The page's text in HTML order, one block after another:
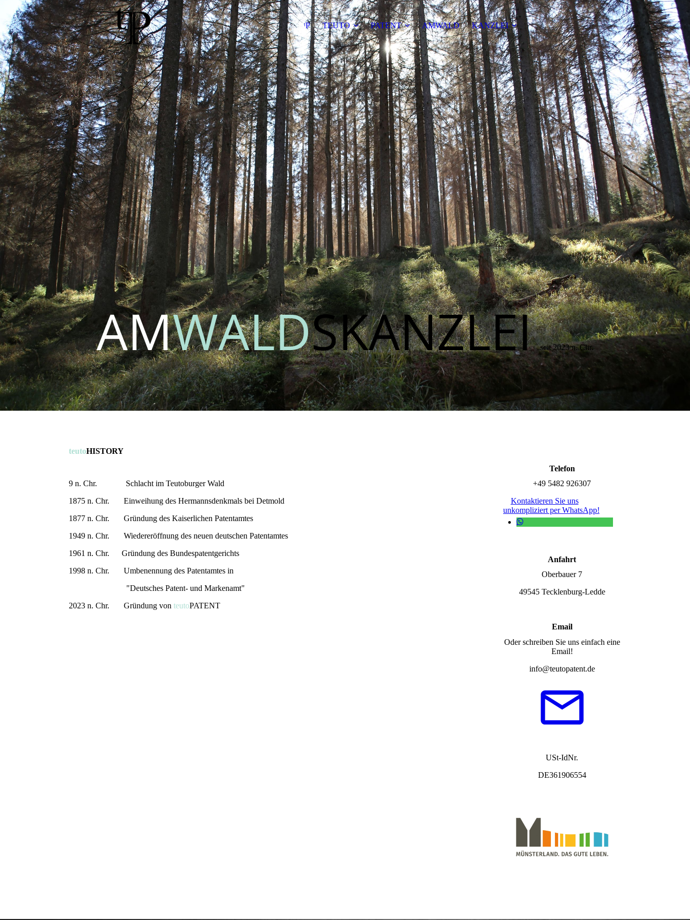
ᵗP TEUTO PATENT AMWALD KANZLEI
AMWALDSKANZLEI seit 2023 n. Chr.
teutoHISTORY
9 n. Chr. Schlacht im Teutoburger Wald
1875 n. Chr. Einweihung des Hermannsdenkmals bei Detmold
1877 n. Chr. Gründung des Kaiserlichen Patentamtes
1949 n. Chr. Wiedereröffnung des neuen deutschen Patentamtes
1961 n. Chr. Gründung des Bundespatentgerichts
1998 n. Chr. Umbenennung des Patentamtes in
"Deutsches Patent- und Markenamt"
2023 n. Chr. Gründung vonteutoPATENT
Telefon
+49 5482 926307
Kontaktieren Sie uns
unkompliziert per WhatsApp!
Anfahrt
Oberbauer 7
49545 Tecklenburg-Ledde
Email
Oder schreiben Sie uns einfach eine
Email!
info@teutopatent.de
USt-IdNr.
DE361906554